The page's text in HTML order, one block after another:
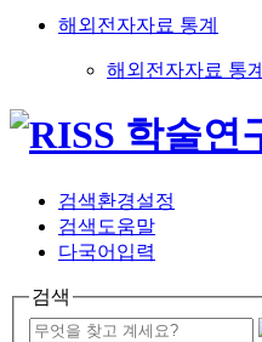
해외전자자료 통계
해외전자자료 통계
검색환경설정
검색도움말
다국어입력
검색